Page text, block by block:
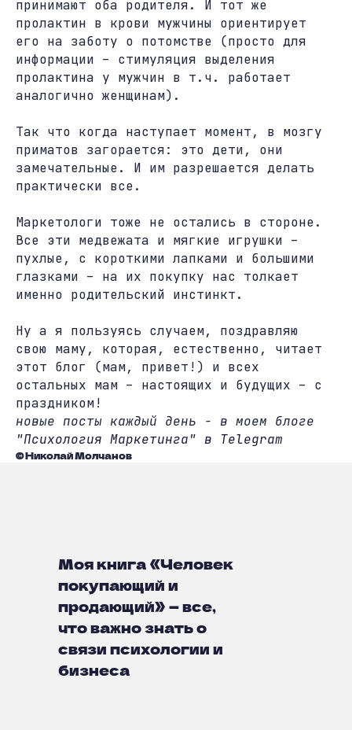
принимают оба родителя. И тот же
пролактин в крови мужчины ориентирует
его на заботу о потомстве (просто для
информации – стимуляция выделения
пролактина у мужчин в т.ч. работает
аналогично женщинам).
Так что когда наступает момент, в мозгу
приматов загорается: это дети, они
замечательные. И им разрешается делать
практически все.
Маркетологи тоже не остались в стороне.
Все эти медвежата и мягкие игрушки –
пухлые, с короткими лапками и большими
глазками – на их покупку нас толкает
именно родительский инстинкт.
Ну а я пользуясь случаем, поздравляю
свою маму, которая, естественно, читает
этот блог (мам, привет!) и всех
остальных мам – настоящих и будущих – с
праздником!
новые посты каждый день - в моем блоге
"Психология Маркетинга" в Telegram
© Николай Молчанов
Моя книга «Человек
покупающий и
продающий» — все,
что важно знать о
связи психологии и
бизнеса